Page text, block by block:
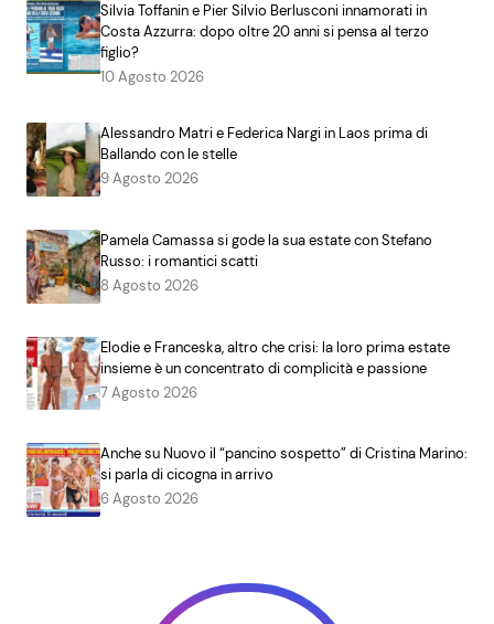
Silvia Toffanin e Pier Silvio Berlusconi innamorati in
Costa Azzurra: dopo oltre 20 anni si pensa al terzo
figlio?
10 Agosto 2026
Alessandro Matri e Federica Nargi in Laos prima di
Ballando con le stelle
9 Agosto 2026
Pamela Camassa si gode la sua estate con Stefano
Russo: i romantici scatti
8 Agosto 2026
Elodie e Franceska, altro che crisi: la loro prima estate
insieme è un concentrato di complicità e passione
7 Agosto 2026
Anche su Nuovo il “pancino sospetto” di Cristina Marino:
si parla di cicogna in arrivo
6 Agosto 2026